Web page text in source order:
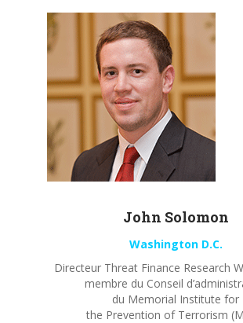
John Solomon
Washington D.C.
Directeur Threat Finance Research
membre du Conseil
du Memorial Institute for
the Prevention of Terrorism